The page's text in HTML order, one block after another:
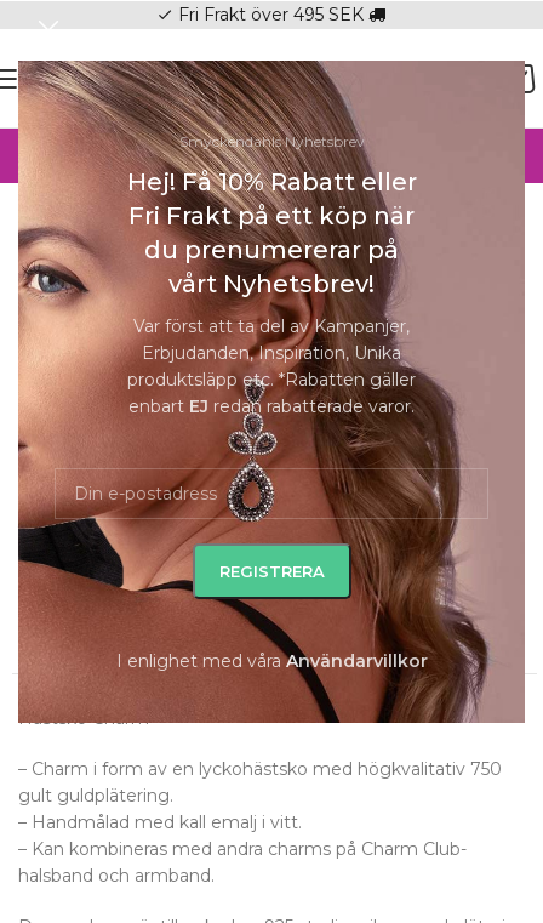
Smyckendahls Nyhetsbrev
Hej! Få 10% Rabatt eller
Fri Frakt på ett köp när
du prenumererar på
vårt Nyhetsbrev!
Var först att ta del av Kampanjer,
Erbjudanden, Inspiration, Unika
produktsläpp etc. *Rabatten gäller
enbart EJ redan rabatterade varor.
I enlighet med våraAnvändarvillkor
check Fri Frakt över 495 SEK
SOMMAR-REA HOS SMYCKENDAHLS,
UPP TILL 25%
Halsband Online/Berlocker
SOLD
OUT
Förstora
Charm-hängsmycke Hästsko med vit
kallemalj pläterad | Guld
549kr
Slut i lager
Slut i lager
Beskrivning
Hästsko Charm
– Charm i form av en lyckohästsko med högkvalitativ 750
gult guldplätering.
– Handmålad med kall emalj i vitt.
– Kan kombineras med andra charms på Charm Club-
halsband och armband.